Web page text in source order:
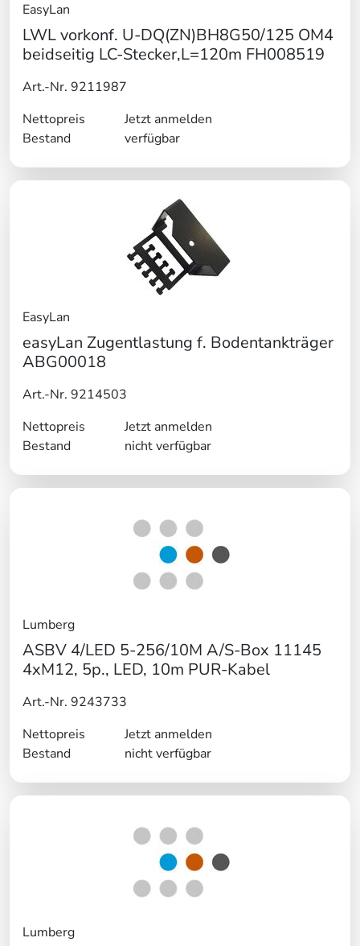
EasyLan
LWL vorkonf. U-DQ(ZN)BH8G50/125 OM4
beidseitig LC-Stecker,L=120m FH008519
Art.-Nr. 9211987
Nettopreis
Jetzt anmelden
Bestand
verfügbar
EasyLan
easyLan Zugentlastung f. Bodentankträger
ABG00018
Art.-Nr. 9214503
Nettopreis
Jetzt anmelden
Bestand
nicht verfügbar
Lumberg
ASBV 4/LED 5-256/10M A/S-Box 11145
4xM12, 5p., LED, 10m PUR-Kabel
Art.-Nr. 9243733
Nettopreis
Jetzt anmelden
Bestand
nicht verfügbar
Lumberg